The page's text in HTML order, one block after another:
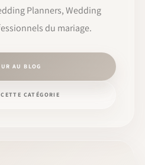
Planners, Wedding
du mariage.
AU BLOG
CATÉGORIE